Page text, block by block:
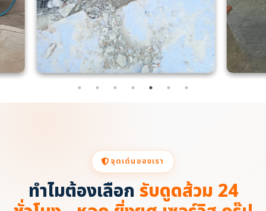
จุดเด่นของเรา
ทำไมต้องเลือกรับดูดส้วม 24